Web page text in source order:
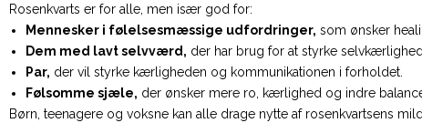
Rosenkvarts er for alle, men især god for:
Mennesker i følelsesmæssige udfordringer, som ønsker
Dem med lavt selvværd, der har brug for at styrke
Par, der vil styrke kærligheden og kommunikationen i forholdet.
Følsomme sjæle, der ønsker mere ro, kærlighed og indre
Børn, teenagere og voksne kan alle drage nytte af rosenkvartsens